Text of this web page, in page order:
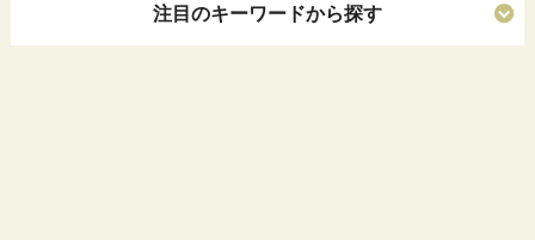
注目のキーワードから探す